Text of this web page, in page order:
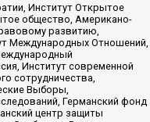
Институт Открытое
общество, Американо-
развитию,
Международных Отношений,
Институт современной
сотрудничества,
Выборы,
Германский фонд
центр защиты